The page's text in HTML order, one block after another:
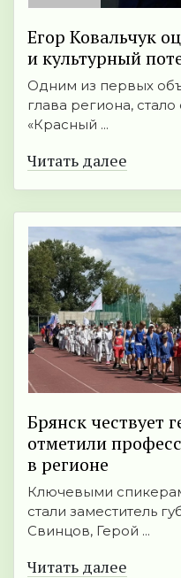
Егор Ковальчук
и культурный
Одним из первых
глава региона,
«Красный ...
Читать далее
Брянск чествует
отметили
в регионе
Ключевыми
стали заместитель
Свинцов, Герой ...
Читать далее